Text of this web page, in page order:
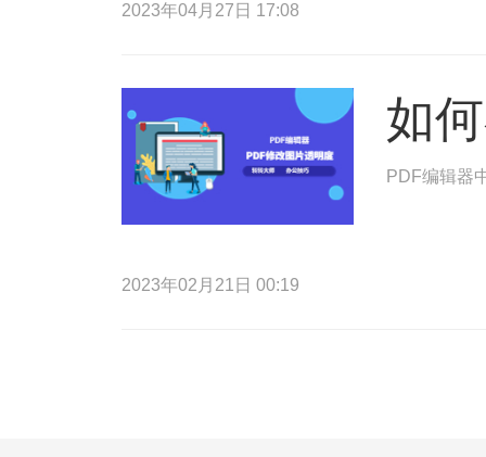
2023年04月27日 17:08
如
PDF编辑器
2023年02月21日 00:19